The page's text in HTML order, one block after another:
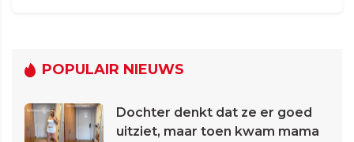
POPULAIR NIEUWS
Dochter denkt dat ze er goed
uitziet, maar toen kwam mama